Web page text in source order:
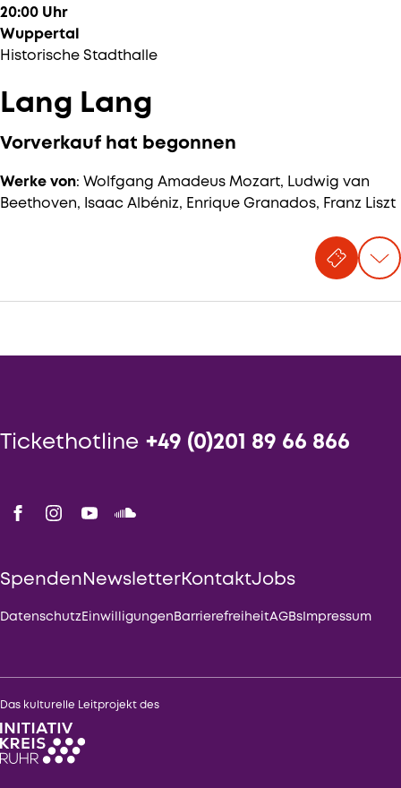
20:00 Uhr
Wuppertal
Historische Stadthalle
Lang Lang
Vorverkauf hat begonnen
Werke von: Wolfgang Amadeus Mozart, Ludwig van
Beethoven, Isaac Albéniz, Enrique Granados, Franz Liszt
Tickethotline +49 (0)201 89 66 866
Spenden NewsletterKontaktJobs
DatenschutzEinwilligungen BarrierefreiheitAGBs Impressum
Das kulturelle Leitprojekt des